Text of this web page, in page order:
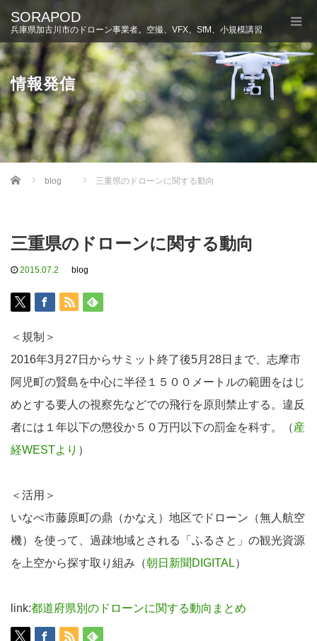
SORAPOD
兵庫県加古川市のドローン事業者。空撮、VFX、SfM、小規模講習
情報発信
Home blog 三重県のドローンに関する動向
三重県のドローンに関する動向
2015.07.2 blog
＜規制＞
2016年3月27日からサミット終了後5月28日まで、志摩市
阿児町の賢島を中心に半径１５００メートルの範囲をはじ
めとする要人の視察先などでの飛行を原則禁止する。違反
者には１年以下の懲役か５０万円以下の罰金を科す。（産
経WESTより ）
＜活用＞
いなべ市藤原町の鼎（かなえ）地区でドローン（無人航空
機）を使って、過疎地域とされる「ふるさと」の観光資源
を上空から探す取り組み（朝日新聞DIGITAL）
link:都道府県別のドローンに関する動向まとめ